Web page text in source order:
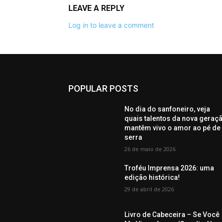
LEAVE A REPLY
Log in to leave a comment
POPULAR POSTS
No dia do sanfoneiro, veja
quais talentos da nova
mantêm vivo o amor ao pé de
serra
26 de maio de 2026
Troféu Imprensa 2026: uma
edição histórica!
29 de abril de 2026
Livro de Cabeceira – Se Você